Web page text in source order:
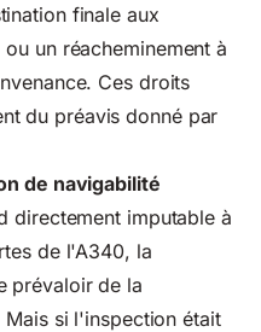
finale aux
un réacheminement à
Ces droits
du préavis donné par
de navigabilité
directement imputable à
de l'A340, la
prévaloir de la
si l'inspection était